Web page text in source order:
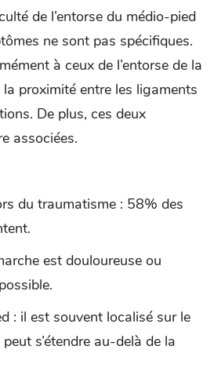
de l’entorse du médio-pied
ne sont pas spécifiques.
à ceux de l’entorse de la
proximité entre les ligaments
De plus, ces deux
associées.
du traumatisme : 58% des
est douloureuse ou
: il est souvent localisé sur le
s’étendre au-delà de la